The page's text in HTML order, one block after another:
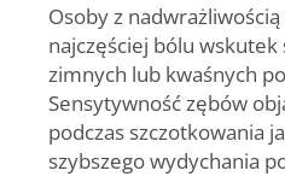
Osoby z
najczęściej bólu wskutek
zimnych lub kwaśnych
Sensytywność zębów
podczas szczotkowania
szybszego wydychania